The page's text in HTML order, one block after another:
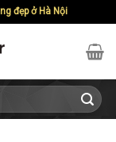
đẹp ở Hà Nội